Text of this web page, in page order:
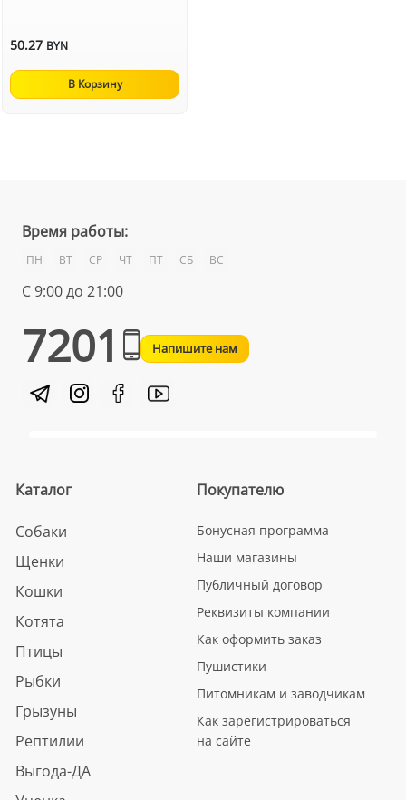
50.27 BYN
В Корзину
Время работы:
ПН ВТ СР ЧТ ПТ СБ ВС
С 9:00 до 21:00
7201 Напишите нам
Каталог
Собаки
Щенки
Кошки
Котята
Птицы
Рыбки
Грызуны
Рептилии
Выгода-ДА
Покупателю
Бонусная программа
Наши магазины
Публичный договор
Реквизиты компании
Как оформить заказ
Пушистики
Питомникам и заводчикам
Как зарегистрироваться
на сайте